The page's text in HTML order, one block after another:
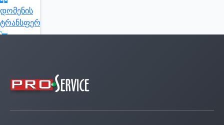
დომენის
ტრანსფერი